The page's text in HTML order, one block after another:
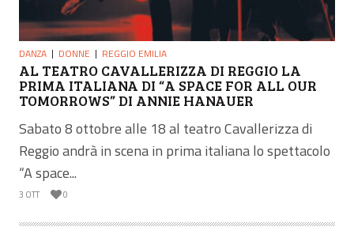
DANZA DONNE REGGIO EMILIA
AL TEATRO CAVALLERIZZA DI REGGIO LA
PRIMA ITALIANA DI “A SPACE FOR ALL OUR
TOMORROWS” DI ANNIE HANAUER
Sabato 8 ottobre alle 18 al teatro Cavallerizza di
Reggio andrà in scena in prima italiana lo spettacolo
“A space...
3 OTT 0